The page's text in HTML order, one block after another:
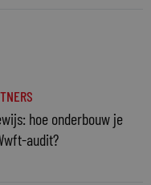
hoe onderbouw je
audit?